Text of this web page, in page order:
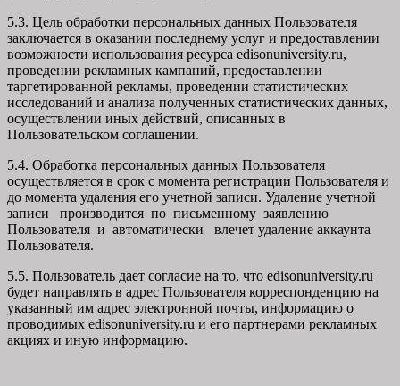
5.3. Цель обработки персональных данных Пользователя
заключается в оказании последнему услуг и предоставлении
возможности использования ресурса edisonuniversity.ru,
проведении рекламных кампаний, предоставлении
таргетированной рекламы, проведении статистических
исследований и анализа полученных статистических данных,
осуществлении иных действий, описанных в
Пользовательском соглашении.
5.4. Обработка персональных данных Пользователя
осуществляется в срок с момента регистрации Пользователя и
до момента удаления его учетной записи. Удаление учетной
записи производится по письменному заявлению
Пользователя и автоматически влечет удаление аккаунта
Пользователя.
5.5. Пользователь дает согласие на то, что edisonuniversity.ru
будет направлять в адрес Пользователя корреспонденцию на
указанный им адрес электронной почты, информацию о
проводимых edisonuniversity.ru и его партнерами рекламных
акциях и иную информацию.